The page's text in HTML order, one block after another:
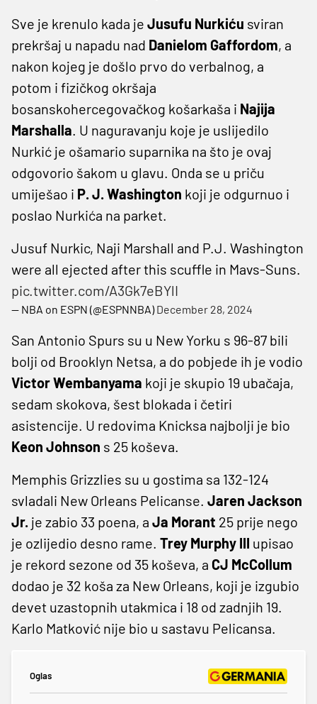
Sve je krenulo kada je Jusufu Nurkiću sviran
prekršaj u napadu nad Danielom Gaffordom, a
nakon kojeg je došlo prvo do verbalnog, a
potom i fizičkog okršaja
bosanskohercegovačkog košarkaša i Najija
Marshalla. U naguravanju koje je uslijedilo
Nurkić je ošamario suparnika na što je ovaj
odgovorio šakom u glavu. Onda se u priču
umiješao i P. J. Washington koji je odgurnuo i
poslao Nurkića na parket.
Jusuf Nurkic, Naji Marshall and P.J. Washington
were all ejected after this scuffle in Mavs-Suns.
pic.twitter.com/A3Gk7eBYlI
— NBA on ESPN (@ESPNNBA)December 28, 2024
San Antonio Spurs su u New Yorku s 96-87 bili
bolji od Brooklyn Netsa, a do pobjede ih je vodio
Victor Wembanyama koji je skupio 19 ubačaja,
sedam skokova, šest blokada i četiri
asistencije. U redovima Knicksa najbolji je bio
Keon Johnson s 25 koševa.
Memphis Grizzlies su u gostima sa 132-124
svladali New Orleans Pelicanse. Jaren Jackson
Jr. je zabio 33 poena, a Ja Morant 25 prije nego
je ozlijedio desno rame. Trey Murphy III upisao
je rekord sezone od 35 koševa, a CJ McCollum
dodao je 32 koša za New Orleans, koji je izgubio
devet uzastopnih utakmica i 18 od zadnjih 19.
Karlo Matković nije bio u sastavu Pelicansa.
Oglas